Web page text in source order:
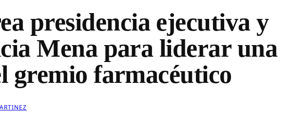
presidencia ejecutiva y
Mena para liderar una
gremio farmacéutico